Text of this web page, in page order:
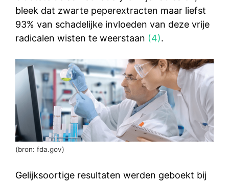
bleek dat zwarte peperextracten maar liefst
93% van schadelijke invloeden van deze vrije
radicalen wisten te weerstaan (4).
(bron: fda.gov)
Gelijksoortige resultaten werden geboekt bij